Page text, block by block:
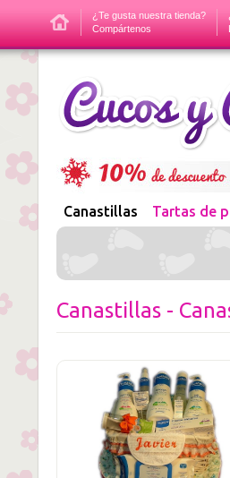
¿Te gusta nuestra tienda?
Compártenos
Canastillas Tartas de
Canastillas -